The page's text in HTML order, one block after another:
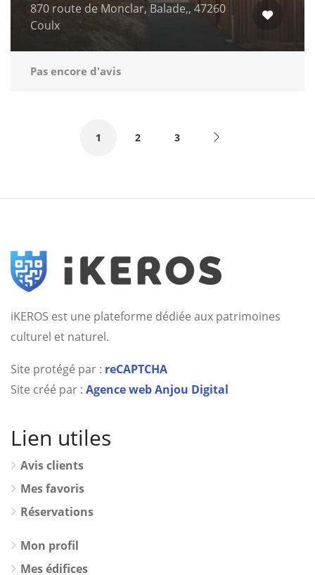
870 route de Monclar, Balade,, 47260
Coulx
Pas encore d'avis
1 2 3
iKEROS est une plateforme dédiée aux patrimoines
culturel et naturel.
Site protégé par : reCAPTCHA
Site créé par : Agence web Anjou Digital
Lien utiles
Avis clients
Mes favoris
Réservations
Mon profil
Mes édifices